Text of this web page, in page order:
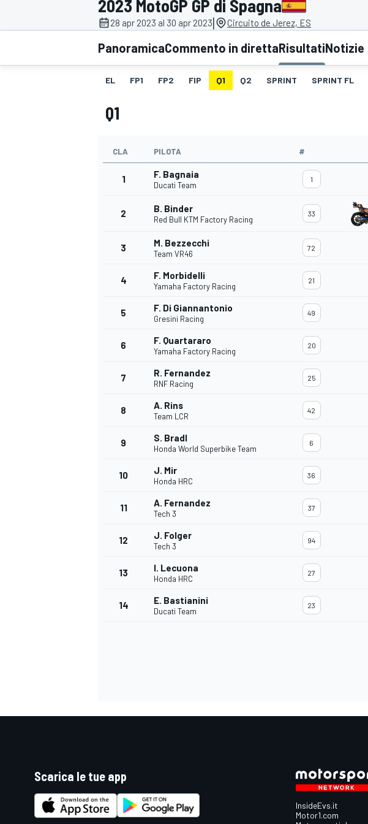
MOTOGP WEC
WRC
MONOPOSTO
2023 MotoGP GP di Spagna
28 apr 2023 al 30 apr 2023| Circuito de Jerez, ES
PanoramicaCommento in direttaRisultatiNotizie
EL FP1 FP2 FIP Q1 Q2 SPRINT SPRINT FL
Q1
CLA PILOTA #
1 F. Bagnaia
Ducati Team
1
2 B. Binder
Red Bull KTM Factory Racing
33
3 M. Bezzecchi
Team VR46
72
4 F. Morbidelli
Yamaha Factory Racing
21
5 F. Di Giannantonio
Gresini Racing
49
6 F. Quartararo
Yamaha Factory Racing
20
7 R. Fernandez
RNF Racing
25
8 A. Rins
Team LCR
42
9 S. Bradl
Honda World Superbike Team
6
10 J. Mir
Honda HRC
36
11 A. Fernandez
Tech 3
37
12 J. Folger
Tech 3
94
13 I. Lecuona
Honda HRC
27
14 E. Bastianini
Ducati Team
23
Scarica le tue app
InsideEvs.it
Motor1.com